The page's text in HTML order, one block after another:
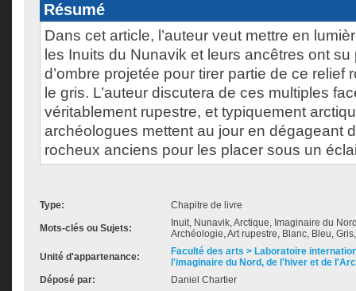
Résumé
Dans cet article, l’auteur veut mettre en
les Inuits du Nunavik et leurs ancêtres ont su
d’ombre projetée pour tirer partie de ce relief
le gris. L’auteur discutera de ces multiples
véritablement rupestre, et typiquement
archéologues mettent au jour en dégageant
rocheux anciens pour les placer sous un
Type: Chapitre de livre
Mots-clés ou Sujets:
Inuit, Nunavik, Arctique, Imaginaire du
Archéologie, Art rupestre, Blanc, Bleu,
Unité d'appartenance:
Faculté des arts > Laboratoire
l'imaginaire du Nord, de l'hiver et de
Déposé par:
Daniel Chartier